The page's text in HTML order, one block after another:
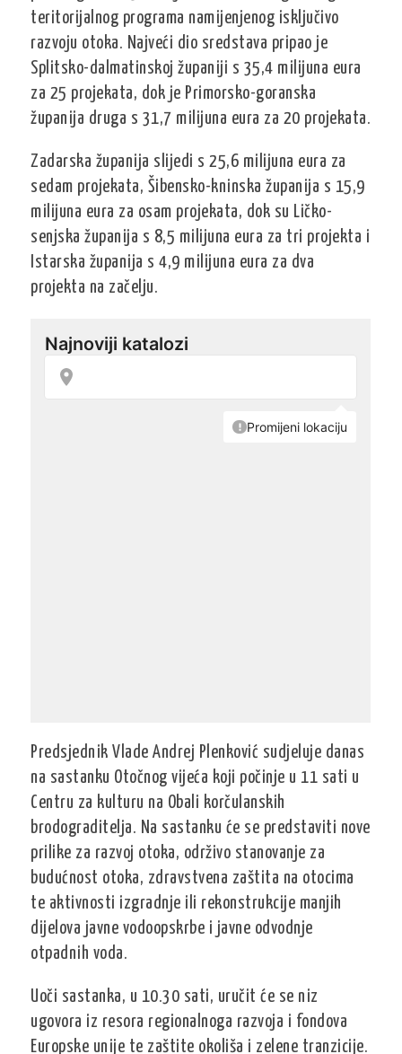
teritorijalnog programa namijenjenog isključivo
razvoju otoka. Najveći dio sredstava pripao je
Splitsko-dalmatinskoj županiji s 35,4 milijuna eura
za 25 projekata, dok je Primorsko-goranska
županija druga s 31,7 milijuna eura za 20 projekata.
Zadarska županija slijedi s 25,6 milijuna eura za
sedam projekata, Šibensko-kninska županija s 15,9
milijuna eura za osam projekata, dok su Ličko-
senjska županija s 8,5 milijuna eura za tri projekta i
Istarska županija s 4,9 milijuna eura za dva
projekta na začelju.
Predsjednik Vlade Andrej Plenković sudjeluje danas
na sastanku Otočnog vijeća koji počinje u 11 sati u
Centru za kulturu na Obali korčulanskih
brodograditelja. Na sastanku će se predstaviti nove
prilike za razvoj otoka, održivo stanovanje za
budućnost otoka, zdravstvena zaštita na otocima
te aktivnosti izgradnje ili rekonstrukcije manjih
dijelova javne vodoopskrbe i javne odvodnje
otpadnih voda.
Uoči sastanka, u 10.30 sati, uručit će se niz
ugovora iz resora regionalnoga razvoja i fondova
Europske unije te zaštite okoliša i zelene tranzicije.